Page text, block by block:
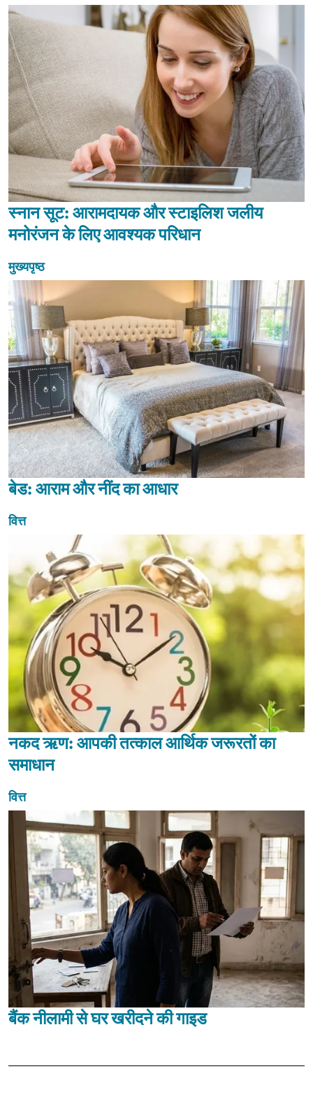
स्नान सूट: आरामदायक और स्टाइलिश जलीय
मनोरंजन के लिए आवश्यक परिधान
मुख्यपृष्ठ
बेड: आराम और नींद का आधार
वित्त
नकद ऋण: आपकी तत्काल आर्थिक जरूरतों का
समाधान
वित्त
बैंक नीलामी से घर खरीदने की गाइड